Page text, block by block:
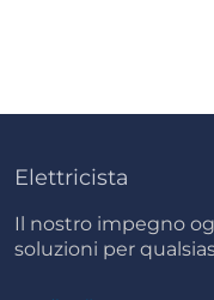
Elettricista
Il nostro impegno
soluzioni per